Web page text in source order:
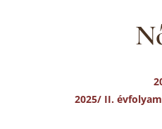
2025/ II.